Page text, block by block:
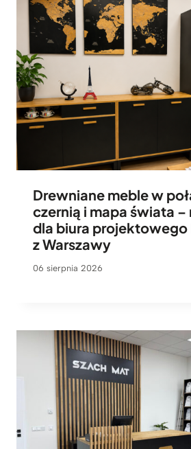
Drewniane meble w
czernią i mapa świata –
dla biura projektowego
z Warszawy
06 sierpnia 2026